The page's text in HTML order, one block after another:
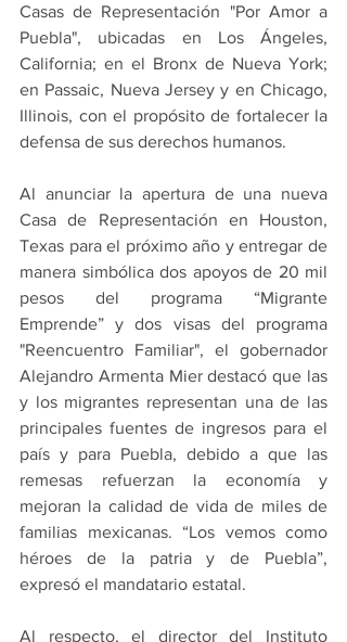
Casas de Representación "Por Amor a
Puebla", ubicadas en Los Ángeles,
California; en el Bronx de Nueva York;
en Passaic, Nueva Jersey y en Chicago,
Illinois, con el propósito de fortalecer la
defensa de sus derechos humanos.
Al anunciar la apertura de una nueva
Casa de Representación en Houston,
Texas para el próximo año y entregar de
manera simbólica dos apoyos de 20 mil
pesos del programa “Migrante
Emprende” y dos visas del programa
"Reencuentro Familiar", el gobernador
Alejandro Armenta Mier destacó que las
y los migrantes representan una de las
principales fuentes de ingresos para el
país y para Puebla, debido a que las
remesas refuerzan la economía y
mejoran la calidad de vida de miles de
familias mexicanas. “Los vemos como
héroes de la patria y de Puebla”,
expresó el mandatario estatal.
Al respecto, el director del Instituto